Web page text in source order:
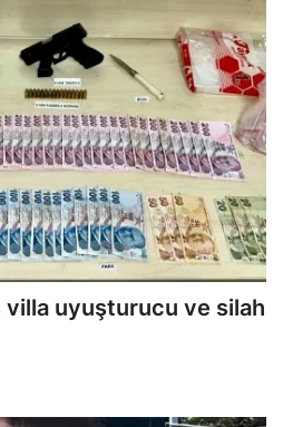
uyuşturucu ve silah